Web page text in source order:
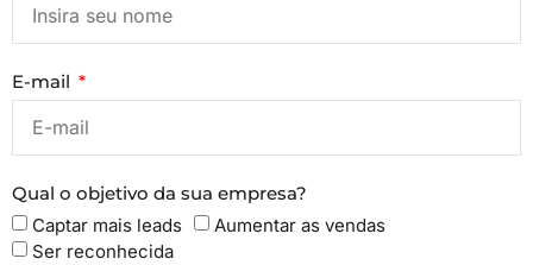
E-mail
Qual o objetivo da sua empresa?
Captar mais leads
Aumentar as vendas
Ser reconhecida